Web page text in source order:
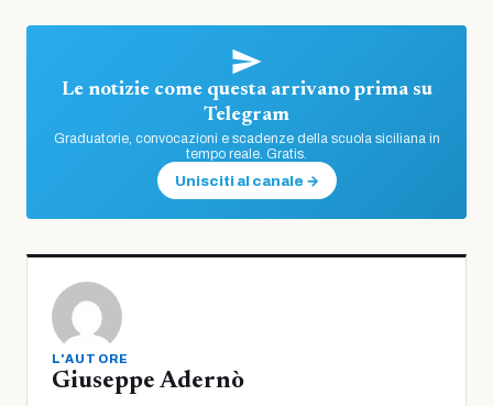
Le notizie come questa arrivano prima su
Telegram
Graduatorie, convocazioni e scadenze della scuola siciliana in
tempo reale. Gratis.
Unisciti al canale →
L'AUTORE
Giuseppe Adernò